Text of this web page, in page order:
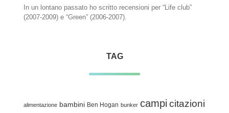
In un lontano passato ho scritto recensioni per “Life club”
(2007-2009) e “Green” (2006-2007).
TAG
alimentazione bambini Ben Hogan bunker campi citazioni